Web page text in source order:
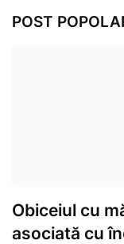
POST
Obiceiul cu
asociată cu